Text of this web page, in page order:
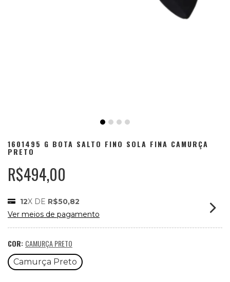
1601495 G BOTA SALTO FINO SOLA FINA CAMURÇA
PRETO
R$494,00
12X DE R$50,82
Ver meios de pagamento
COR: CAMURÇA PRETO
Camurça Preto